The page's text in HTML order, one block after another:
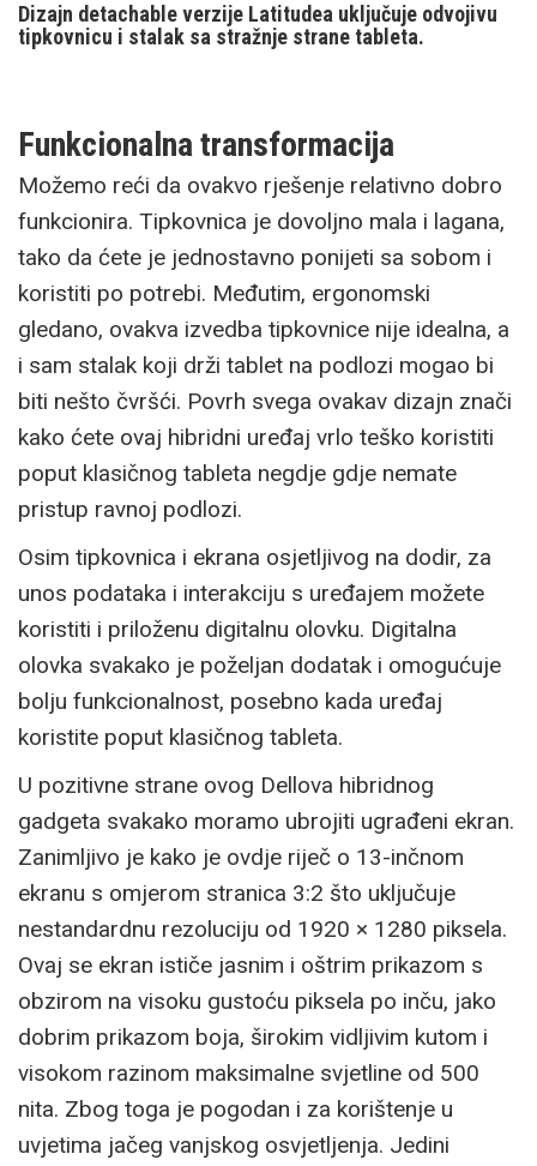
Dizajn detachable verzije Latitudea uključuje odvojivu
tipkovnicu i stalak sa stražnje strane tableta.
Funkcionalna transformacija
Možemo reći da ovakvo rješenje relativno dobro
funkcionira. Tipkovnica je dovoljno mala i lagana,
tako da ćete je jednostavno ponijeti sa sobom i
koristiti po potrebi. Međutim, ergonomski
gledano, ovakva izvedba tipkovnice nije idealna, a
i sam stalak koji drži tablet na podlozi mogao bi
biti nešto čvršći. Povrh svega ovakav dizajn znači
kako ćete ovaj hibridni uređaj vrlo teško koristiti
poput klasičnog tableta negdje gdje nemate
pristup ravnoj podlozi.
Osim tipkovnica i ekrana osjetljivog na dodir, za
unos podataka i interakciju s uređajem možete
koristiti i priloženu digitalnu olovku. Digitalna
olovka svakako je poželjan dodatak i omogućuje
bolju funkcionalnost, posebno kada uređaj
koristite poput klasičnog tableta.
U pozitivne strane ovog Dellova hibridnog
gadgeta svakako moramo ubrojiti ugrađeni ekran.
Zanimljivo je kako je ovdje riječ o 13-inčnom
ekranu s omjerom stranica 3:2 što uključuje
nestandardnu rezoluciju od 1920 × 1280 piksela.
Ovaj se ekran ističe jasnim i oštrim prikazom s
obzirom na visoku gustoću piksela po inču, jako
dobrim prikazom boja, širokim vidljivim kutom i
visokom razinom maksimalne svjetline od 500
nita. Zbog toga je pogodan i za korištenje u
uvjetima jačeg vanjskog osvjetljenja. Jedini